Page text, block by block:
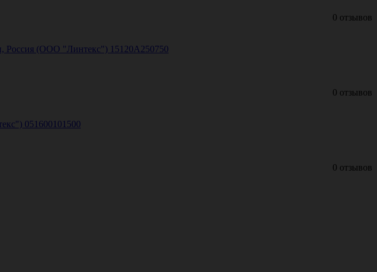
0 отзывов
Россия (ООО "Линтекс") 15120A250750
0 отзывов
051600101500
0 отзывов